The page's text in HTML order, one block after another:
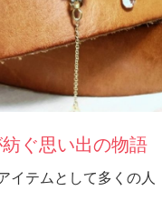
ぐ思い出の物語
イテムとして多くの人